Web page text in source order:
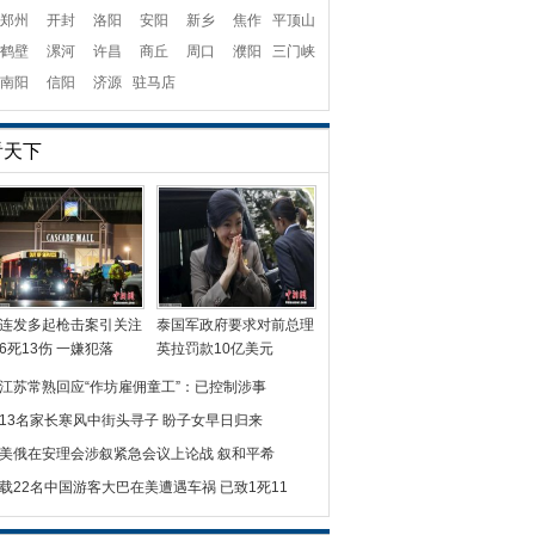
郑州 开封 洛阳 安阳 新乡 焦作
平顶山
鹤壁
漯河 许昌 商丘 周口 濮阳
三门峡
南阳
信阳 济源 驻马店
天下
发多起枪击案引关注
死13伤 一嫌犯落
泰国军政府要求对前总理
英拉罚款10亿美元
江苏常熟回应“作坊雇佣童工”：已控制涉事
13名家长寒风中街头寻子 盼子女早日归来
美俄在安理会涉叙紧急会议上论战 叙和平希
载22名中国游客大巴在美遭遇车祸 已致1死11